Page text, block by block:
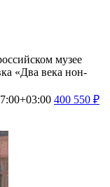
музее
«Два века нон-
400 550 ₽